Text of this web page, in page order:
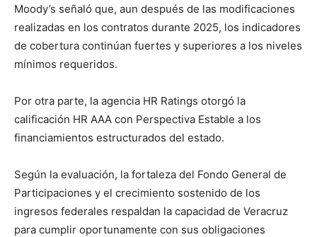
Moody’s señaló que, aun después de las modificaciones
realizadas en los contratos durante 2025, los indicadores
de cobertura continúan fuertes y superiores a los niveles
mínimos requeridos.
Por otra parte, la agencia HR Ratings otorgó la
calificación HR AAA con Perspectiva Estable a los
financiamientos estructurados del estado.
Según la evaluación, la fortaleza del Fondo General de
Participaciones y el crecimiento sostenido de los
ingresos federales respaldan la capacidad de Veracruz
para cumplir oportunamente con sus obligaciones